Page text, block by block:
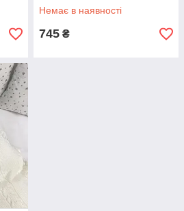
Немає в наявності
745 ₴